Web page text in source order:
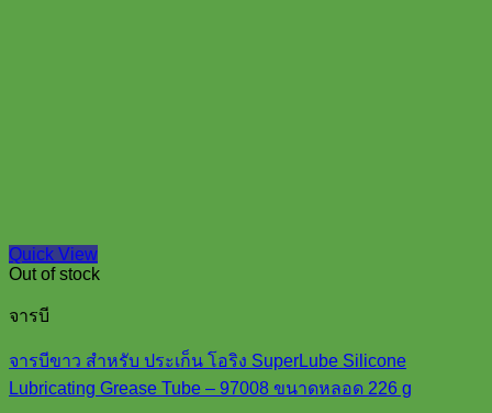
Quick View
Out of stock
จารบี
จารบีขาว สำหรับ ประเก็น โอริง SuperLube Silicone
Lubricating Grease Tube – 97008 ขนาดหลอด 226 g